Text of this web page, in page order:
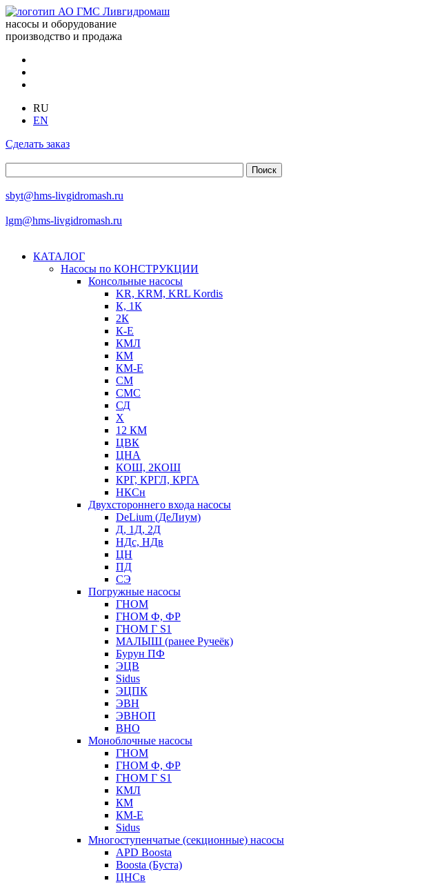
насосы и оборудование
производство и продажа
RU
EN
Сделать заказ
sbyt@hms-livgidromash.ru
lgm@hms-livgidromash.ru
КАТАЛОГ
Насосы по КОНСТРУКЦИИ
Консольные насосы
KR, KRM, KRL Kordis
К, 1К
2К
К-Е
КМЛ
КМ
КМ-Е
СМ
СМС
СД
Х
12 КМ
ЦВК
ЦНА
КОШ, 2КОШ
КРГ, КРГЛ, КРГА
НКСн
Двухстороннего входа насосы
DeLium (ДеЛиум)
Д, 1Д, 2Д
НДс, НДв
ЦН
ПД
СЭ
Погружные насосы
ГНОМ
ГНОМ Ф, ФР
ГНОМ Г S1
МАЛЫШ (ранее Ручеёк)
Бурун ПФ
ЭЦВ
Sidus
ЭЦПК
ЭВН
ЭВНОП
ВНО
Моноблочные насосы
ГНОМ
ГНОМ Ф, ФР
ГНОМ Г S1
КМЛ
КМ
КМ-Е
Sidus
Многоступенчатые (секционные) насосы
APD Boosta
Boosta (Буста)
ЦНСв